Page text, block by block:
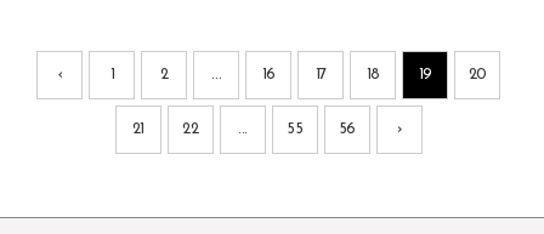
‹ 2 ... 16 17 18 19 20
21 22 ... 55 56 ›